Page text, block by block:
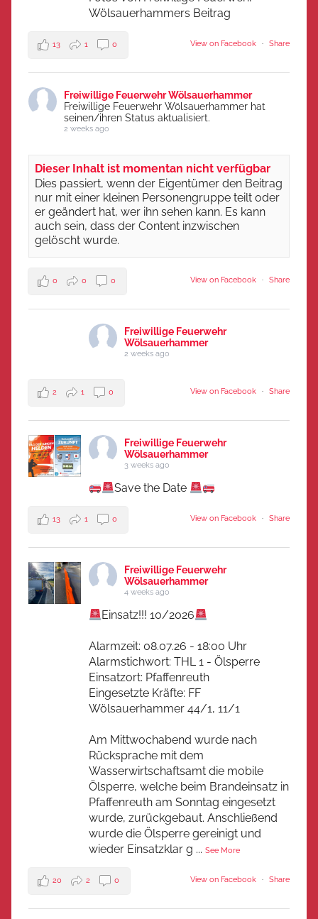
Wölsauerhammers Beitrag
View on Facebook · Share
13 1 0
Freiwillige Feuerwehr Wölsauerhammer
Freiwillige Feuerwehr Wölsauerhammer hat
seinen/ihren Status aktualisiert.
2 weeks ago
Dieser Inhalt ist momentan nicht verfügbar
Dies passiert, wenn der Eigentümer den Beitrag
nur mit einer kleinen Personengruppe teilt oder
er geändert hat, wer ihn sehen kann. Es kann
auch sein, dass der Content inzwischen
gelöscht wurde.
View on Facebook · Share
0 0 0
Freiwillige Feuerwehr
Wölsauerhammer
2 weeks ago
View on Facebook · Share
2 1 0
Freiwillige Feuerwehr
Wölsauerhammer
3 weeks ago
Save the Date
View on Facebook · Share
13 1 0
Freiwillige Feuerwehr
Wölsauerhammer
4 weeks ago
Einsatz!!! 10/2026
Alarmzeit: 08.07.26 - 18:00 Uhr
Alarmstichwort: THL 1 - Ölsperre
Einsatzort: Pfaffenreuth
Eingesetzte Kräfte: FF
Wölsauerhammer 44/1, 11/1
Am Mittwochabend wurde nach
Rücksprache mit dem
Wasserwirtschaftsamt die mobile
Ölsperre, welche beim Brandeinsatz in
Pfaffenreuth am Sonntag eingesetzt
wurde, zurückgebaut. Anschließend
wurde die Ölsperre gereinigt und
wieder Einsatzklar g ... See More
View on Facebook · Share
20 2 0